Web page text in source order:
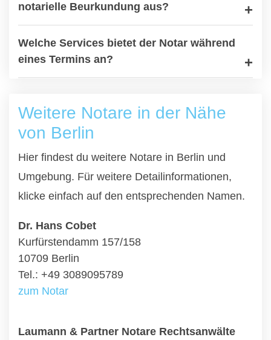
notarielle Beurkundung aus?
Welche Services bietet der Notar während
eines Termins an?
Weitere Notare in der Nähe
von Berlin
Hier findest du weitere Notare in Berlin und
Umgebung. Für weitere Detailinformationen,
klicke einfach auf den entsprechenden Namen.
Dr. Hans Cobet
Kurfürstendamm 157/158
10709 Berlin
Tel.: +49 3089095789
zum Notar
Laumann & Partner Notare Rechtsanwälte